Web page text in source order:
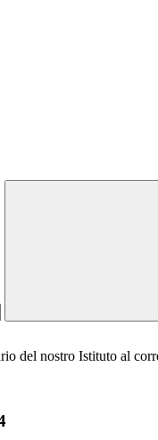
del nostro Istituto al